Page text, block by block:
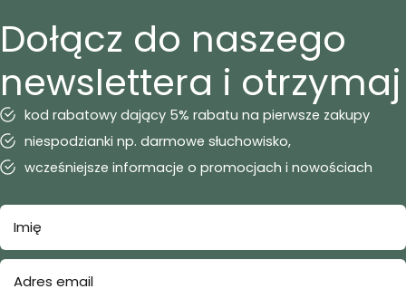
Dołącz do naszego
newslettera i otrzymaj
kod rabatowy dający 5% rabatu na pierwsze zakupy
niespodzianki np. darmowe słuchowisko,
wcześniejsze informacje o promocjach i nowościach